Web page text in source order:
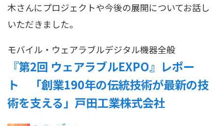
木さんにプロジェクトや今後の展開についてお話し
いただきました。
モバイル・ウェアラブルデジタル機器全般
『第2回 ウェアラブルEXPO』レポー
ト 「創業190年の伝統技術が最新の技
術を支える」戸田工業株式会社